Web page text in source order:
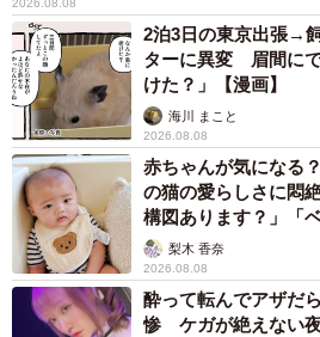
2026.08.08
2泊3日の東京出張→
ターに異変 眉間に
けた？」【漫画】
海川 まこと
2026.08.08
赤ちゃんが気になる
の猫の愛らしさに
構図あります？」「
梨木 香奈
2026.08.08
酔って転んでアザだ
惨 ケガが絶えない